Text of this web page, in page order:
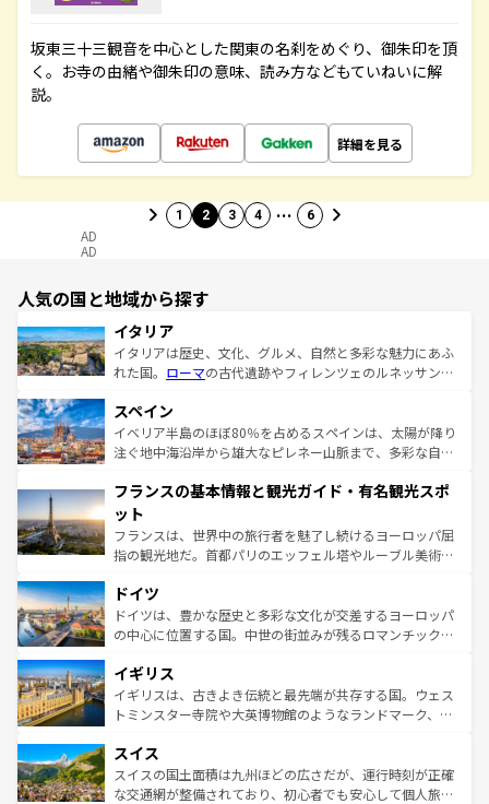
坂東三十三観音を中心とした関東の名刹をめぐり、御朱印を頂
く。お寺の由緒や御朱印の意味、読み方などもていねいに解
説。
詳細を見る
1 2 3 4 … 6
AD
AD
人気の国と地域から探す
イタリア
イタリアは歴史、文化、グルメ、自然と多彩な魅力にあふ
れた国。 ローマの古代遺跡やフィレンツェのルネッサンス
ろん、トスカーナの美しい田園風景やアマルフィ海岸の絶
景など、自然景観も見逃せない。観光の合間には、本場の
ピザやパスタなど、絶品のイタリア料理を堪能することも
ませてくれるイタリアで、忘れられない旅をしてみよう！
なお、新着のイタリア情報は
しい。
スペイン
イベリア半島のほぼ80％を占めるスペインは、太陽が降り
注ぐ地中海沿岸から雄大なピレネー山脈まで、多彩な自然
文化が根付くこの国では、情熱的なフラメンコ、熱気あふ
れる闘牛、そして美味しいタパスが生活の一部となってい
る。首都マドリードの洗練された雰囲気や、バルセロナの
アートに溢れた街角から、地方では古代ローマ遺跡や中世
せる。地方によって風土や気候が異なるスペインはその個
性で訪れる人を魅了する。 なお、新着のスペイン情報は コ
ンテンツ一覧を参照してほしい。
フランスの基本情報と観光ガイド・有名観光スポ
ット
フランスは、世界中の旅行者を魅了し続けるヨーロッパ屈
指の観光地だ。首都パリのエッフェル塔やルーブル美術館
で、幅広い魅力が詰まっている。華麗な宮殿、歴史的な大
聖堂、美しいビーチ、そして豊かな自然が、訪れる者を心
から魅了する。また、フランスは美食の国としても知ら
いる。シャンパンの発祥地であるランス、プロヴァンスの
香り高いラベンダー畑など、多彩な楽しみ方が可能だ。さ
らに、パリ以外の地域にも魅力が溢れており、どの街角に
れる地方に足を運ぶとそれぞれで全く異なる文化を体験で
きるだろう。 なお、新着のフランス情報はコンテンツ一覧
を参照してほしい。
ドイツ
ドイツは、豊かな歴史と多彩な文化が交差するヨーロッパ
の中心に位置する国。中世の街並みが残るロマンチック街
顔を持つこの国は、どこを歩いても飽きることがない。ベ
ルリンの文化的活気、バイエルン州のアルプスの絶景、そ
してライン川沿いのワイン畑といった風景は必見。ビール
は、お酒好きな人にはぜひ体験してほしい。 なお、新着の
ドイツ情報はコンテンツ一覧を参照してほしい。
イギリス
イギリスは、古きよき伝統と最先端が共存する国。ウェス
トミンスター寺院や大英博物館のようなランドマーク、歴
リアごとに異なる魅力がある。また、優雅なアフタヌーン
ティー、ビール好きにはたまらない英国パブ、サッカー観
戦など、本場だからこそできる体験も豊富。イギリスを旅
スイス
スイスの国土面積は九州ほどの広さだが、運行時刻が正確
な交通網が整備されており、初心者でも安心して個人旅行